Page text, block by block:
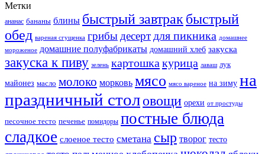
Метки
ананас бананы блины быстрый завтракбыстрый
обед вареная сгущенка грибыдесерт для пикника домашнее
мороженое домашние полуфабрикаты домашний хлеб закуска
закуска к пиву зелень картошка курица лаваш лук
майонез масло молоко морковь мясо мясо вареное на зиму на
праздничный столовощи орехи от простуды
песочное тесто печенье помидоры постные блюда
сладкое слоеное тесто сметана сыр творог тесто